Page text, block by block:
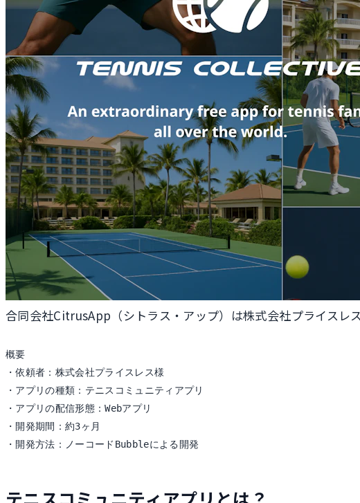
合同会社CitrusApp（シトラス・アップ）は株式会社プライスレ
概要
・依頼者：株式会社プライスレス様
・アプリの種類：テニスコミュニティアプリ
・アプリの配信形態：Webアプリ
・開発期間：約3ヶ月
・開発方法：ノーコードBubbleによる開発